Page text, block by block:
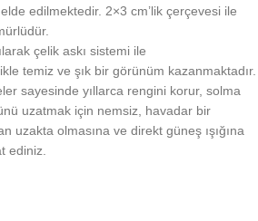
edilmektedir. 2×3 cm’lik çerçevesi ile
çelik askı sistemi ile
temiz ve şık bir görünüm kazanmaktadır.
sayesinde yıllarca rengini korur, solma
uzatmak için nemsiz, havadar bir
uzakta olmasına ve direkt güneş ışığına
ediniz.